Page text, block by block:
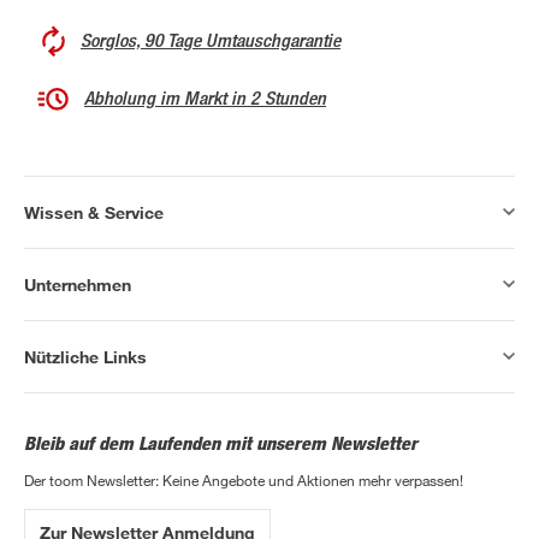
Sorglos, 90 Tage Umtauschgarantie
Abholung im Markt in 2 Stunden
Wissen & Service
Unternehmen
Nützliche Links
Bleib auf dem Laufenden mit unserem Newsletter
Der toom Newsletter: Keine Angebote und Aktionen mehr verpassen!
Zur Newsletter Anmeldung